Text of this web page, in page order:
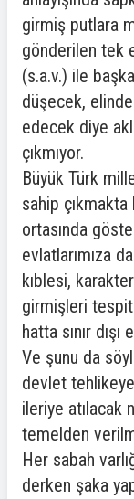
girmiş putlara
gönderilen tek
(s.a.v.) ile
düşecek,
edecek diye
çıkmıyor.
Büyük Türk
sahip
ortasında
evlatlarımıza
kıblesi,
girmişleri
hatta sınır
Ve şunu da
devlet
ileriye atılacak
temelden
Her sabah
derken şaka